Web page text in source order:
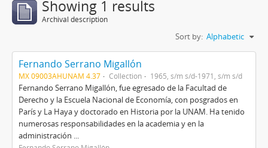
Showing 1 results
Archival description
Sort by: Alphabetic
Fernando Serrano Migallón
MX 09003AHUNAM 4.37 Collection 1965, s/m s/d-1971, s/m s/d
Fernando Serrano Migallón, fue egresado de la Facultad de
Derecho y la Escuela Nacional de Economía, con posgrados en
París y La Haya y doctorado en Historia por la UNAM. Ha tenido
numerosas responsabilidades en la academia y en la
administración ...